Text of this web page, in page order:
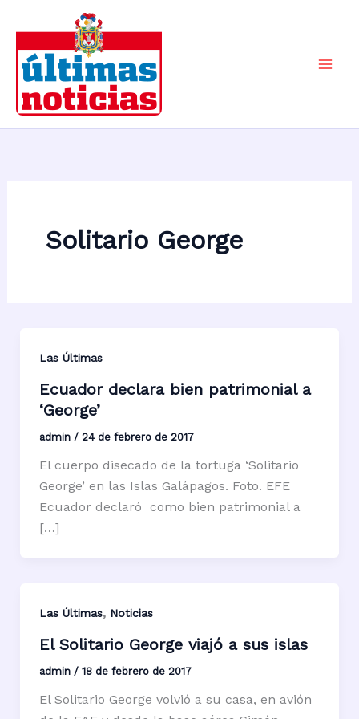
contenido
Solitario George
Las Últimas
Ecuador declara bien patrimonial a
‘George’
admin / 24 de febrero de 2017
El cuerpo disecado de la tortuga ‘Solitario
George’ en las Islas Galápagos. Foto. EFE
Ecuador declaró como bien patrimonial a
[…]
Las Últimas, Noticias
El Solitario George viajó a sus islas
admin / 18 de febrero de 2017
El Solitario George volvió a su casa, en avión